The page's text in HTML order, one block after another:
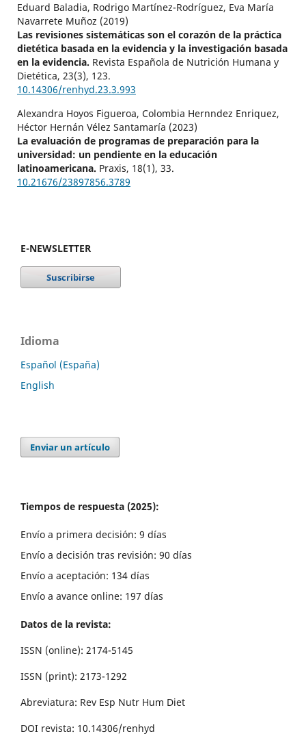
Eduard Baladia, Rodrigo Martínez-Rodríguez, Eva María
Navarrete Muñoz (2019)
Las revisiones sistemáticas son el corazón de la práctica
dietética basada en la evidencia y la investigación basada
en la evidencia. Revista Española de Nutrición Humana y
Dietética, 23(3), 123.
10.14306/renhyd.23.3.993
Alexandra Hoyos Figueroa, Colombia Hernndez Enriquez,
Héctor Hernán Vélez Santamaría (2023)
La evaluación de programas de preparación para la
universidad: un pendiente en la educación
latinoamericana. Praxis, 18(1), 33.
10.21676/23897856.3789
E-NEWSLETTER
Idioma
Español (España)
English
Enviar un artículo
Tiempos de respuesta (2025):
Envío a primera decisión: 9 días
Envío a decisión tras revisión: 90 días
Envío a aceptación: 134 días
Envío a avance online: 197 días
Datos de la revista:
ISSN (online): 2174-5145
ISSN (print): 2173-1292
Abreviatura: Rev Esp Nutr Hum Diet
DOI revista: 10.14306/renhyd